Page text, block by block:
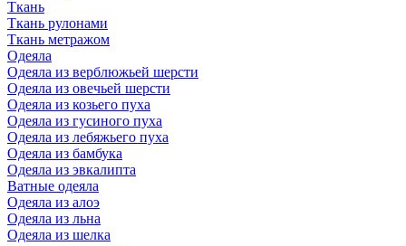
Ткань
Ткань рулонами
Ткань метражом
Одеяла
Одеяла из верблюжьей шерсти
Одеяла из овечьей шерсти
Одеяла из козьего пуха
Одеяла из гусиного пуха
Одеяла из лебяжьего пуха
Одеяла из бамбука
Одеяла из эвкалипта
Ватные одеяла
Одеяла из алоэ
Одеяла из льна
Одеяла из шелка